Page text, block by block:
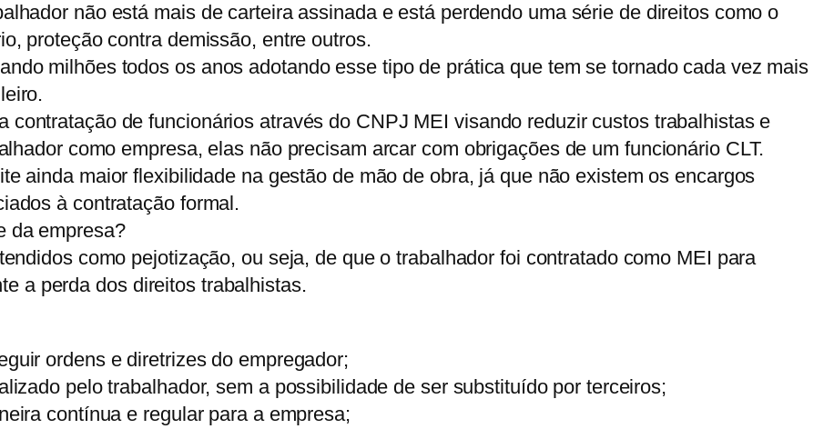
não está mais de carteira assinada e está perdendo uma série de direitos como o
proteção contra demissão, entre outros.
milhões todos os anos adotando esse tipo de prática que tem se tornado cada vez mais
contratação de funcionários através do CNPJ MEI visando reduzir custos trabalhistas e
como empresa, elas não precisam arcar com obrigações de um funcionário CLT.
ainda maior flexibilidade na gestão de mão de obra, já que não existem os encargos
à contratação formal.
da empresa?
como pejotização, ou seja, de que o trabalhador foi contratado como MEI para
a perda dos direitos trabalhistas.
ordens e diretrizes do empregador;
pelo trabalhador, sem a possibilidade de ser substituído por terceiros;
contínua e regular para a empresa;